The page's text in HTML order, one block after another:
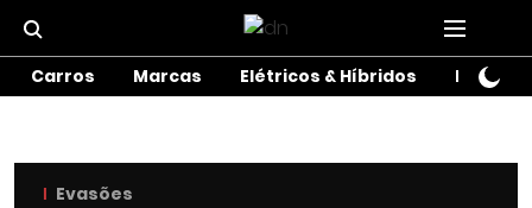
Carros Marcas Elétricos & Híbridos Motos
Evasões